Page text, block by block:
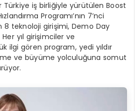
Türkiye iş birliğiyle yürütülen Boost
Programı’nın 7’nci
teknoloji girişimi, Demo Day
yıl girişimciler ve
ilgi gören program, yedi yıldır
ve büyüme yolculuğuna somut